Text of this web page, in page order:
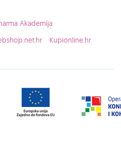
Akademija
Kupionline.hr